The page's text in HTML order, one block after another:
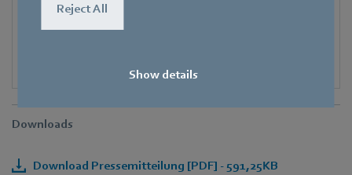
Reject All
Show details
Downloads
Download Pressemitteilung [PDF] - 591,25KB